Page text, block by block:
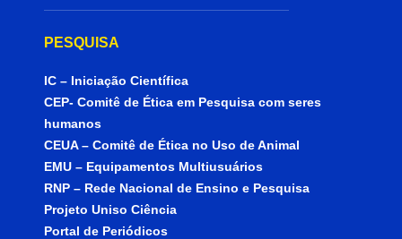
PESQUISA
IC – Iniciação Científica
CEP- Comitê de Ética em Pesquisa com seres
humanos
CEUA – Comitê de Ética no Uso de Animal
EMU – Equipamentos Multiusuários
RNP – Rede Nacional de Ensino e Pesquisa
Projeto Uniso Ciência
Portal de Periódicos